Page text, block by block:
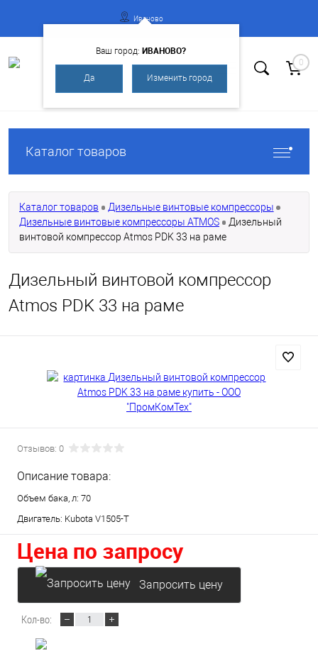
Регистрация
Иваново
Ваш город: ИВАНОВО?
Да Изменить город
0
Каталог товаров
Каталог товаров
Дизельные винтовые компрессоры
Дизельные винтовые компрессоры ATMOS
Дизельный
винтовой компрессор Atmos PDK 33 на раме
Дизельный винтовой компрессор
Atmos PDK 33 на раме
Отзывов: 0
Описание товара:
Объем бака, л: 70
Двигатель: Kubota V1505-T
Цена по запросу
Запросить цену
Кол-во: